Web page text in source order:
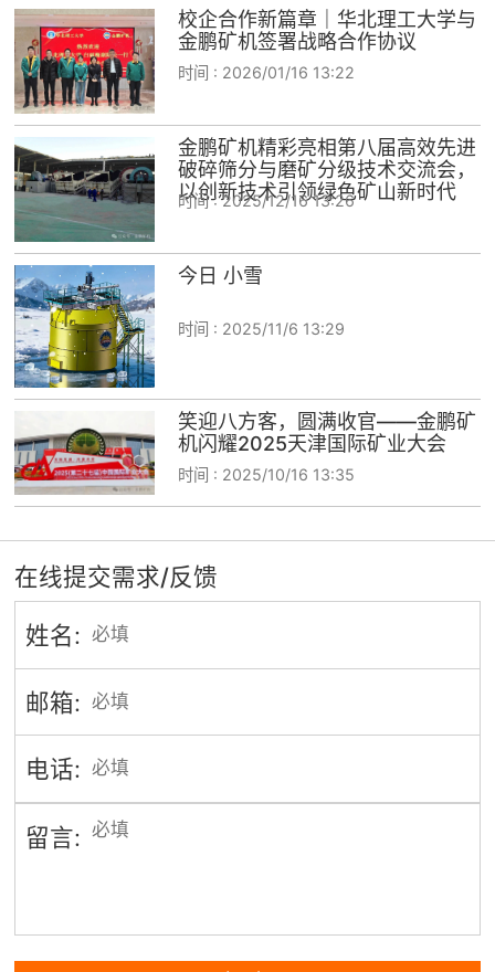
校企合作新篇章｜华北理工大学与
金鹏矿机签署战略合作协议
时间 : 2026/01/16 13:22
金鹏矿机精彩亮相第八届高效先进
破碎筛分与磨矿分级技术交流会，
以创新技术引领绿色矿山新时代
时间 :2025/12/16 13:26
今日 小雪
时间 : 2025/11/6 13:29
笑迎八方客，圆满收官——金鹏矿
机闪耀2025天津国际矿业大会
时间 : 2025/10/16 13:35
在线提交需求/反馈
姓名:
邮箱:
电话:
留言: